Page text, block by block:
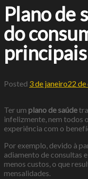
Plano de
do
Posted 3 de janeiro22
Ter um plano de saúde
infelizmente, nem todos
experiência com o
Por exemplo, devido à
adiamento de consultas
menos custos, o que
mensalidades.